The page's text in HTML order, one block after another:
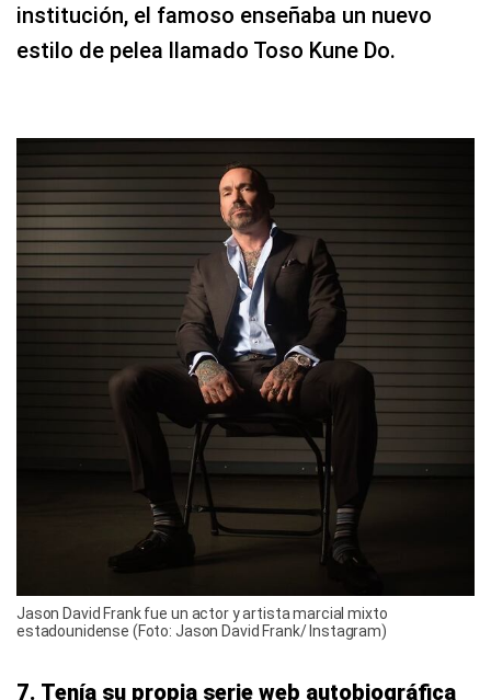
institución, el famoso enseñaba un nuevo
estilo de pelea llamado Toso Kune Do.
Jason David Frank fue un actor y artista marcial mixto
estadounidense (Foto: Jason David Frank/ Instagram)
7. Tenía su propia serie web autobiográfica